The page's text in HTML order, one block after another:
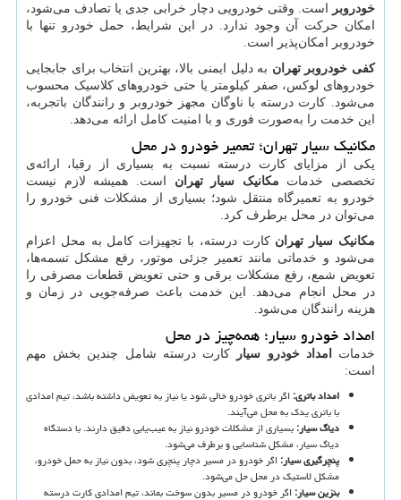
خودروبر است. وقتی خودرویی دچار خرابی جدی یا تصادف می‌شود،
امکان حرکت آن وجود ندارد. در این شرایط، حمل خودرو تنها با
خودروبر امکان‌پذیر است.
کفی خودروبر تهران به دلیل ایمنی بالا، بهترین انتخاب برای جابجایی
خودروهای لوکس، صفر کیلومتر یا حتی خودروهای کلاسیک محسوب
می‌شود. کارت درسته با ناوگان مجهز خودروبر و رانندگان باتجربه،
این خدمت را به‌صورت فوری و با امنیت کامل ارائه می‌دهد.
مکانیک سیار تهران؛ تعمیر خودرو در محل
یکی از مزایای کارت درسته نسبت به بسیاری از رقبا، ارائه‌ی
تخصصی خدمات مکانیک سیار تهران است. همیشه لازم نیست
خودرو به تعمیرگاه منتقل شود؛ بسیاری از مشکلات فنی خودرو را
می‌توان در محل برطرف کرد.
مکانیک سیار تهران کارت درسته، با تجهیزات کامل به محل اعزام
می‌شود و خدماتی مانند تعمیر جزئی موتور، رفع مشکل تسمه‌ها،
تعویض شمع، رفع مشکلات برقی و حتی تعویض قطعات مصرفی را
در محل انجام می‌دهد. این خدمت باعث صرفه‌جویی در زمان و
هزینه رانندگان می‌شود.
امداد خودرو سیار؛ همه‌چیز در محل
خدمات امداد خودرو سیار
کارت درسته شامل چندین بخش مهم
است:
امداد باتری:اگر باتری خودرو خالی شود یا نیاز به تعویض داشته باشد، تیم امدادی
با باتری یدک به محل می‌آیند.
دیاگ سیار:بسیاری از مشکلات خودرو نیاز به عیب‌یابی دقیق دارند. با دستگاه
دیاگ سیار، مشکل شناسایی و برطرف می‌شود.
پنچرگیری سیار:اگر خودرو در مسیر دچار پنچری شود، بدون نیاز به حمل خودرو،
مشکل لاستیک در محل حل می‌شود.
بنزین سیار:اگر خودرو در مسیر بدون سوخت بماند، تیم امدادی کارت درسته